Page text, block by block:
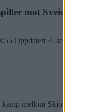
mot Sveio fredag
Oppdatert 4. sep 25 kl.
kamp mellom Skjold/